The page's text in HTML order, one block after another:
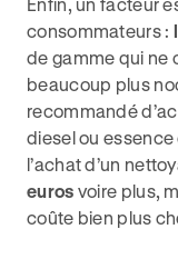
consommateurs :
de gamme qui ne
beaucoup plus
recommandé
diesel ou
l’achat d’un
euros voire plus,
coûte bien plus